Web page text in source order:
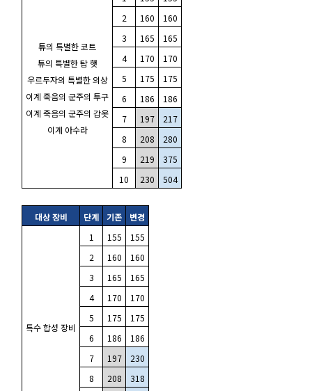
튜의 특별한 코트
튜의 특별한 탑 햇
우르두자의 특별한 의상
이계 죽음의 군주의 투구
이계 죽음의 군주의 갑옷
이계 아수라
2
160
160
3
165
165
4
170
170
5
175
175
6
186
186
7
197
217
8
208
280
9
219
375
10
230 504
대상 장비 단계 기존 변경
특수 합성 장비
1 155
155
2
160
160
3
165
165
4
170
170
5
175
175
6
186
186
7
197
230
8
208
318